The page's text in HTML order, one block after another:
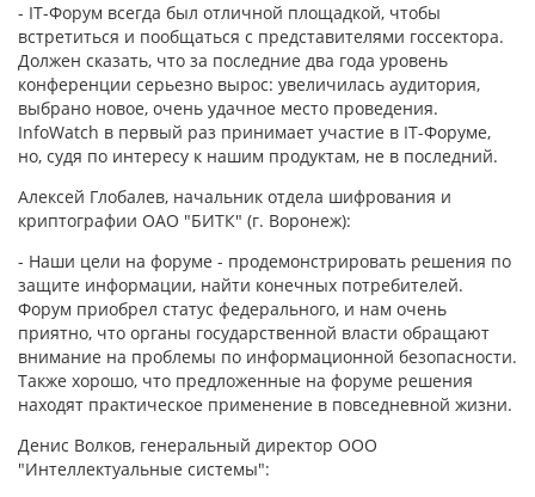
- IT-Форум всегда был отличной площадкой, чтобы
встретиться и пообщаться с представителями госсектора.
Должен сказать, что за последние два года уровень
конференции серьезно вырос: увеличилась аудитория,
выбрано новое, очень удачное место проведения.
InfoWatch в первый раз принимает участие в IT-Форуме,
но, судя по интересу к нашим продуктам, не в последний.
Алексей Глобалев, начальник отдела шифрования и
криптографии ОАО "БИТК" (г. Воронеж):
- Наши цели на форуме - продемонстрировать решения по
защите информации, найти конечных потребителей.
Форум приобрел статус федерального, и нам очень
приятно, что органы государственной власти обращают
внимание на проблемы по информационной безопасности.
Также хорошо, что предложенные на форуме решения
находят практическое применение в повседневной жизни.
Денис Волков, генеральный директор ООО
"Интеллектуальные системы":